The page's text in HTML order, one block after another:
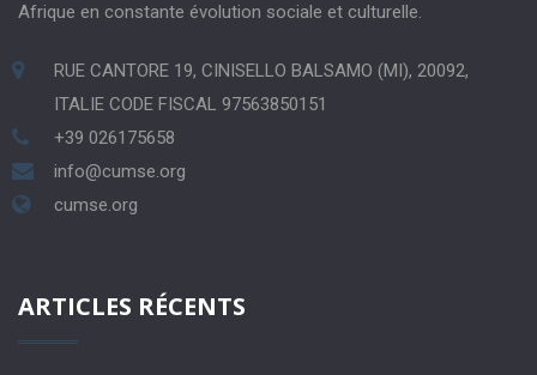
Afrique en constante évolution sociale et culturelle.
RUE CANTORE 19, CINISELLO BALSAMO (MI), 20092,
ITALIE CODE FISCAL 97563850151
+39 026175658
info@cumse.org
cumse.org
ARTICLES RÉCENTS